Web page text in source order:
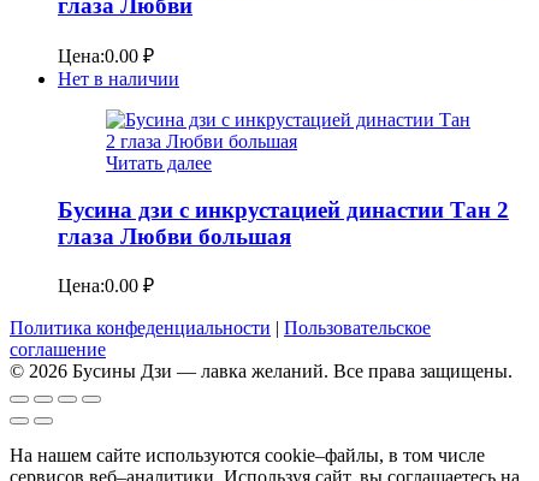
глаза Любви
Цена:0.00 ₽
Нет в наличии
Читать далее
Бусина дзи с инкрустацией династии Тан 2
глаза Любви большая
Цена:0.00 ₽
Политика конфеденциальности | Пользовательское
соглашение
© 2026 Бусины Дзи — лавка желаний. Все права защищены.
На нашем сайте используются cookie–файлы, в том числе